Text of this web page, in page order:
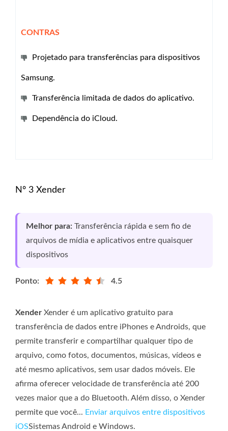
CONTRAS
Projetado para transferências para dispositivos
Samsung.
Transferência limitada de dados do aplicativo.
Dependência do iCloud.
Nº 3 Xender
Melhor para: Transferência rápida e sem fio de
arquivos de mídia e aplicativos entre quaisquer
dispositivos
Ponto: 4.5
Xender Xender é um aplicativo gratuito para
transferência de dados entre iPhones e Androids, que
permite transferir e compartilhar qualquer tipo de
arquivo, como fotos, documentos, músicas, vídeos e
até mesmo aplicativos, sem usar dados móveis. Ele
afirma oferecer velocidade de transferência até 200
vezes maior que a do Bluetooth. Além disso, o Xender
permite que você... Enviar arquivos entre dispositivos
iOSSistemas Android e Windows.